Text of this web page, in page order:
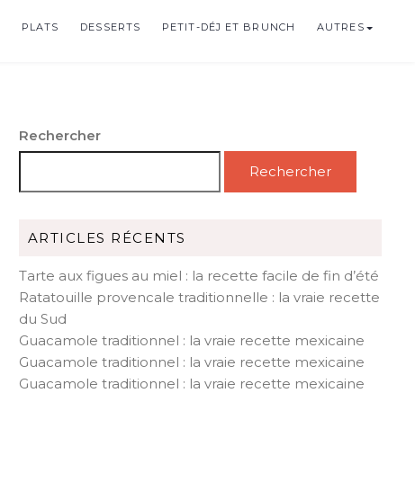
PLATS DESSERTS PETIT-DÉJ ET BRUNCH AUTRES
Rechercher
Rechercher
ARTICLES RÉCENTS
Tarte aux figues au miel : la recette facile de fin d’été
Ratatouille provencale traditionnelle : la vraie recette
du Sud
Guacamole traditionnel : la vraie recette mexicaine
Guacamole traditionnel : la vraie recette mexicaine
Guacamole traditionnel : la vraie recette mexicaine